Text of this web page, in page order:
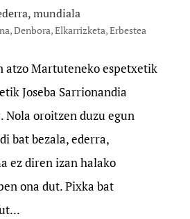
mundiala
,Denbora,Elkarrizketa,Erbestea
atzo Martuteneko espetxetik
Joseba Sarrionandia
Nola oroitzen duzu egun
bat bezala, ederra,
ez diren izan halako
ona dut. Pixka bat